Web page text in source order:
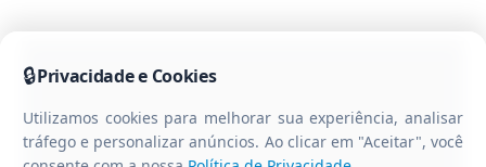
🔒Privacidade e Cookies
Utilizamos cookies para melhorar sua experiência, analisar
tráfego e personalizar anúncios. Ao clicar em "Aceitar", você